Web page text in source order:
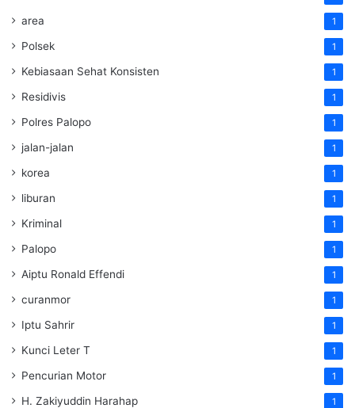
area 1
Polsek 1
Kebiasaan Sehat Konsisten 1
Residivis 1
Polres Palopo 1
jalan-jalan 1
korea 1
liburan 1
Kriminal 1
Palopo 1
Aiptu Ronald Effendi 1
curanmor 1
Iptu Sahrir 1
Kunci Leter T 1
Pencurian Motor 1
H. Zakiyuddin Harahap 1